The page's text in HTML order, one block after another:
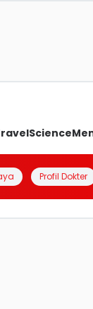
Science
Profil Dokter